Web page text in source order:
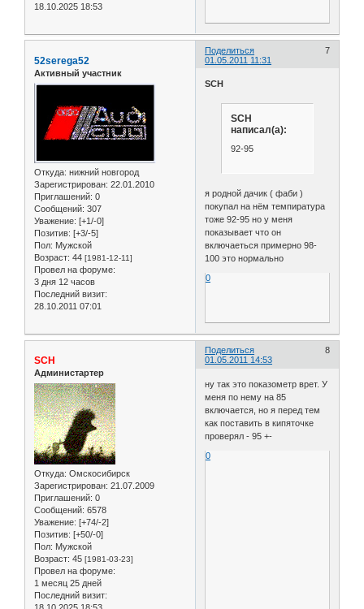
18.10.2025 18:53
Поделиться
7
01.05.2011 11:31
52serega52
Активный участник
Откуда: нижний новгород
Зарегистрирован: 22.01.2010
Приглашений: 0
Сообщений: 307
Уважение: [+1/-0]
Позитив: [+3/-5]
Пол: Мужской
Возраст: 44 [1981-12-11]
Провел на форуме:
3 дня 12 часов
Последний визит:
28.10.2011 07:01
SCH
SCH
написал(а):
92-95
я родной дачик ( фаби )
покупал на нём темпиратура
тоже 92-95 но у меня
показывает что он
включаеться примерно 98-
100 это нормально
0
Поделиться
8
01.05.2011 14:53
SCH
Администартер
Откуда: Омскосибирск
Зарегистрирован: 21.07.2009
Приглашений: 0
Сообщений: 6578
Уважение: [+74/-2]
Позитив: [+50/-0]
Пол: Мужской
Возраст: 45 [1981-03-23]
Провел на форуме:
1 месяц 25 дней
Последний визит:
ну так это показометр врет. У
меня по нему на 85
включается, но я перед тем
как поставить в кипяточке
проверял - 95 +-
0